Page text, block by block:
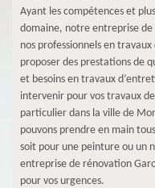
Ayant les compétences et
domaine, notre entreprise
nos professionnels en
proposer des prestations de
et besoins en travaux
intervenir pour vos travaux
particulier dans la ville de
pouvons prendre en main
soit pour une peinture ou un
entreprise de rénovation
pour vos urgences.